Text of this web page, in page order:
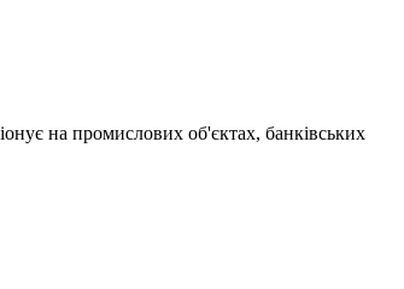
на промислових об'єктах, банківських